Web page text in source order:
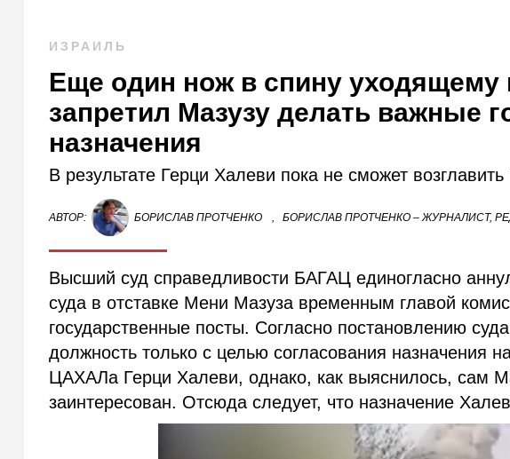
ИЗРАИЛЬ
Еще один нож в спину уходящему
запретил Мазузу делать важные
назначения
В результате Герци Халеви пока не сможет
АВТОР: БОРИСЛАВ ПРОТЧЕНКО , БОРИСЛАВ ПРОТЧЕНКО – ЖУРНАЛИСТ,
Высший суд справедливости БАГАЦ единогласно
суда в отставке Мени Мазуза временным главой
государственные посты. Согласно постановлению
должность только с целью согласования назначения
ЦАХАЛа Герци Халеви, однако, как выяснилось, сам
заинтересован. Отсюда следует, что назначение